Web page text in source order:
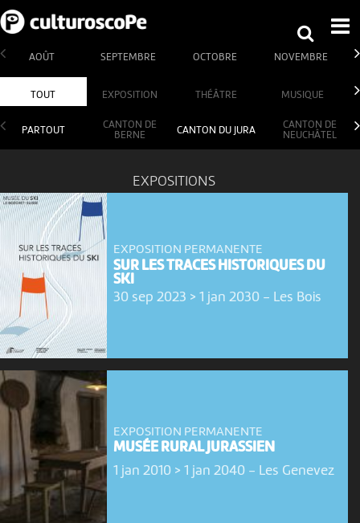
AOÛT SEPTEMBRE OCTOBRE NOVEMBRE
TOUT EXPOSITION THÉÂTRE MUSIQUE
PARTOUT
CANTON DE
BERNE
CANTON DU JURA
CANTON DE
NEUCHÂTEL
EXPOSITIONS
EXPOSITION PERMANENTE
SUR LES TRACES HISTORIQUES DU
SKI
30 sep 2023 > 1 jan 2030- Les Bois
EXPOSITION PERMANENTE
MUSÉE RURAL JURASSIEN
1 jan 2010 > 1 jan 2040- Les Genevez